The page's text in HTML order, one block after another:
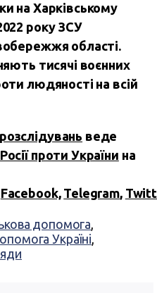
на Харківському
року ЗСУ
області.
тисячі воєнних
людяності на всій
веде
проти України на
Facebook, Telegram,
допомога,
Україні,